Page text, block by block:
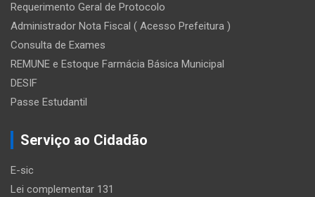
Requerimento Geral de Protocolo
Administrador Nota Fiscal ( Acesso Prefeitura )
Consulta de Exames
REMUNE e Estoque Farmácia Básica Municipal
DESIF
Passe Estudantil
Serviço ao Cidadão
E-sic
Lei complementar 131